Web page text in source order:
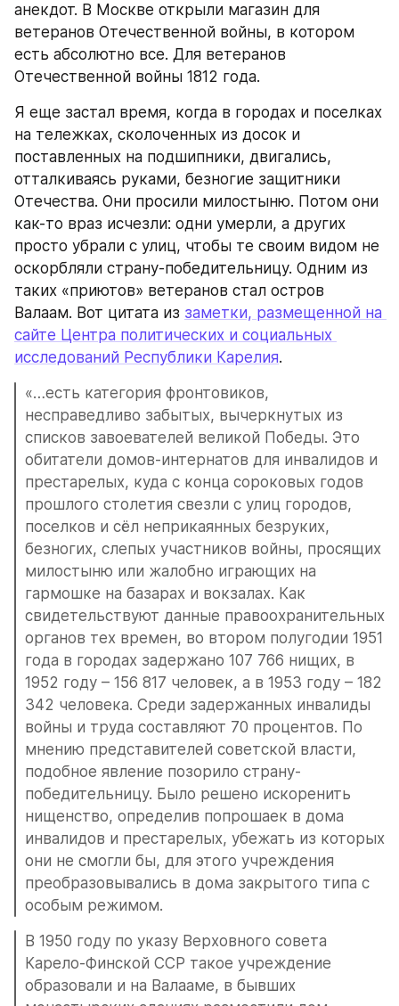
анекдот. В Москве открыли магазин для
ветеранов Отечественной войны, в котором
есть абсолютно все. Для ветеранов
Отечественной войны 1812 года.
Я еще застал время, когда в городах и поселках
на тележках, сколоченных из досок и
поставленных на подшипники, двигались,
отталкиваясь руками, безногие защитники
Отечества. Они просили милостыню. Потом они
как-то враз исчезли: одни умерли, а других
просто убрали с улиц, чтобы те своим видом не
оскорбляли страну-победительницу. Одним из
таких «приютов» ветеранов стал остров
Валаам. Вот цитата из заметки, размещенной на
сайте Центра политических и социальных
исследований Республики Карелия.
«…есть категория фронтовиков,
несправедливо забытых, вычеркнутых из
списков завоевателей великой Победы. Это
обитатели домов-интернатов для инвалидов и
престарелых, куда с конца сороковых годов
прошлого столетия свезли с улиц городов,
поселков и сёл неприкаянных безруких,
безногих, слепых участников войны, просящих
милостыню или жалобно играющих на
гармошке на базарах и вокзалах. Как
свидетельствуют данные правоохранительных
органов тех времен, во втором полугодии 1951
года в городах задержано 107 766 нищих, в
1952 году – 156 817 человек, а в 1953 году – 182
342 человека. Среди задержанных инвалиды
войны и труда составляют 70 процентов. По
мнению представителей советской власти,
подобное явление позорило страну-
победительницу. Было решено искоренить
нищенство, определив попрошаек в дома
инвалидов и престарелых, убежать из которых
они не смогли бы, для этого учреждения
преобразовывались в дома закрытого типа с
особым режимом.
В 1950 году по указу Верховного совета
Карело-Финской ССР такое учреждение
образовали и на Валааме, в бывших